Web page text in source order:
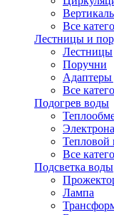
Все
Лестницы и
Лестницы
Поручни
Адаптеры
Все
Подогрев воды
Тепловой
Все
Подсветка воды
Лампа